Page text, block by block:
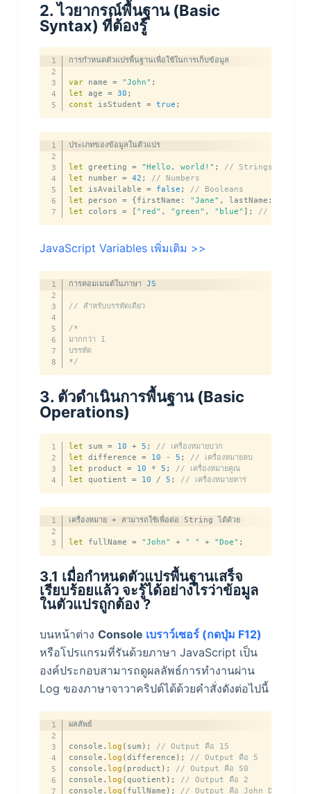
2. ไวยากรณ์พื้นฐาน (Basic
Syntax) ที่ต้องรู้
การกำหนดตัวแปรพื้นฐานเพื่อใช้ในการเก็บข้อมูล
var name = "John" ;
let age = 30 ;
const isStudent = true ;
ประเภทของข้อมูลในตัวแปร
let greeting = "Hello, world!" ;
// Strings
let number = 42 ;
// Numbers
let isAvailable = false ;
// Booleans
let person = { firstName : "Jane" , lastName :
let colors = "red" , "green" , "blue" ; // Arrays
JavaScript Variables เพิ่มเติม >>
การคอมเมนต์ในภาษา JS
// สำหรับบรรทัดเดียว
/*
มากกว่า 1
บรรทัด
*/
3. ตัวดำเนินการพื้นฐาน (Basic
Operations)
let sum = 10 + 5 ;
// เครื่องหมายบวก
let difference = 10 - 5 ;
// เครื่องหมายลบ
let product = 10 * 5 ;
// เครื่องหมายคูณ
let quotient = 10 / 5 ; // เครื่องหมายหาร
เครื่องหมาย + สามารถใช้เพื่อต่อ String ได้ด้วย
let fullName = "John" + " " + "Doe" ;
3.1 เมื่อกำหนดตัวแปรพื้นฐานเสร็จ
เรียบร้อยแล้ว จะรู้ได้อย่างไรว่าข้อมูล
ในตัวแปรถูกต้อง ?
บนหน้าต่าง Console เบราว์เซอร์ (กดปุ่ม F12)
หรือโปรแกรมที่รันด้วยภาษา JavaScript เป็น
องค์ประกอบสามารถดูผลลัพธ์การทำงานผ่าน
Log ของภาษาจาวาคริปต์ได้ด้วยคำสั่งดังต่อไปนี้
ผลลัพธ์
console . log ( sum ) ;
// Output คือ 15
console . log ( difference ) ;
// Output คือ 5
console . log ( product ) ;
// Output คือ 50
console . log ( quotient ) ;
// Output คือ 2
console . log ( fullName ) ; // Output คือ John Doe